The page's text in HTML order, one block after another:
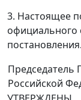
3. Настоящее
официального
постановления.
Председатель
Российской